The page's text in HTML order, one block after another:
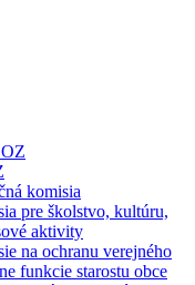
komisia
pre školstvo, kultúru,
aktivity
na ochranu verejného
funkcie starostu obce